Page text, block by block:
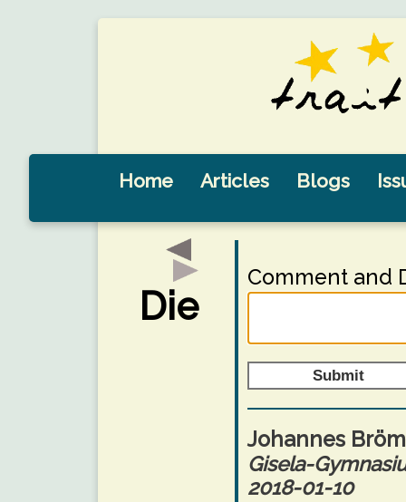
Home Articles Blogs
Comment and
Submit
Johannes
Gisela-
2018-01-10
Die